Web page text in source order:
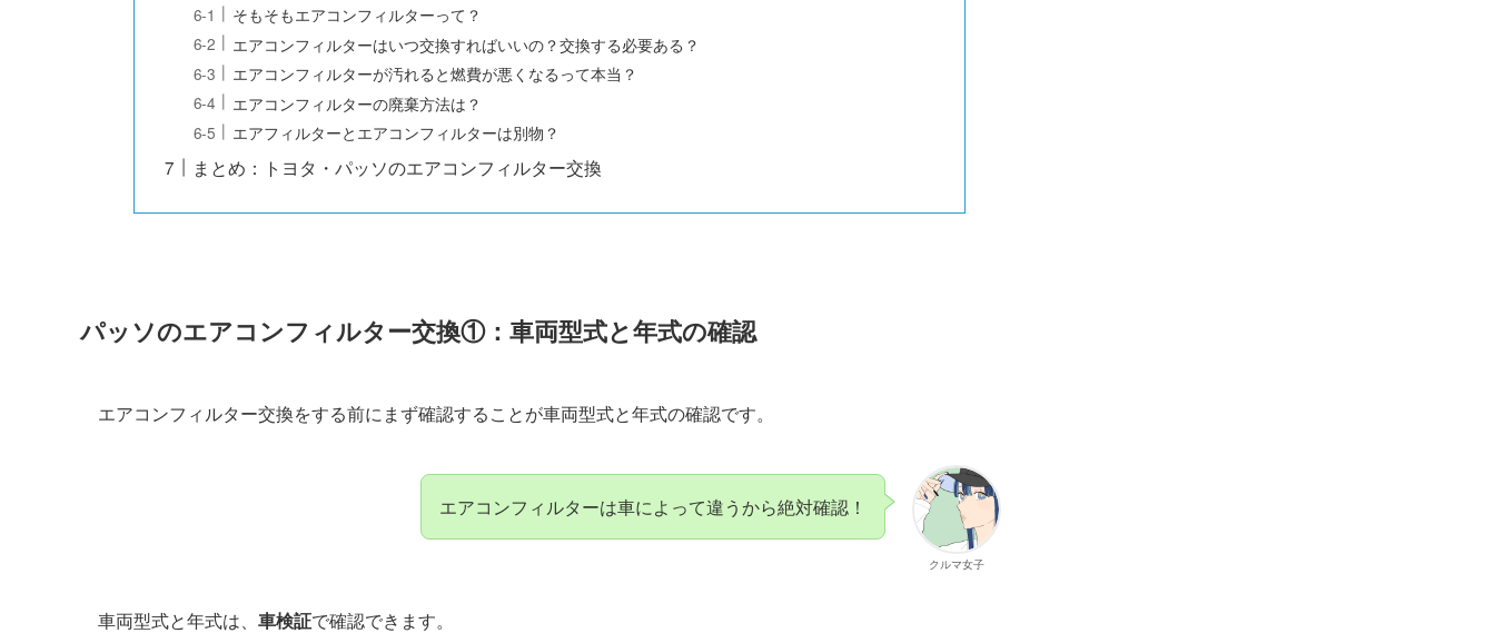
そもそもエアコンフィルターって？
エアコンフィルターはいつ交換すればいいの？交換する必要ある？
エアコンフィルターが汚れると燃費が悪くなるって本当？
エアコンフィルターの廃棄方法は？
エアフィルターとエアコンフィルターは別物？
まとめ：トヨタ・パッソのエアコンフィルター交換
パッソのエアコンフィルター交換①：車両型式と年式の確認
エアコンフィルター交換をする前にまず確認することが車両型式と年式の確認です。
クルマ女子
エアコンフィルターは車によって違うから絶対確認！
車両型式と年式は、 車検証で確認できます。